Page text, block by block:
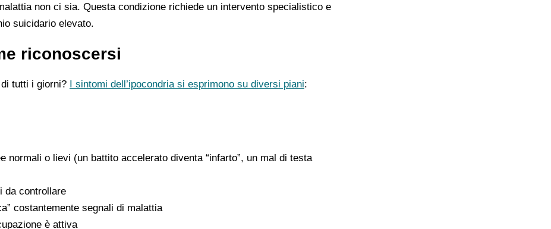
non ci sia. Questa condizione richiede un intervento specialistico e
suicidario elevato.
riconoscersi
tutti i giorni? I sintomi dell’ipocondria si esprimono su diversi piani:
normali o lievi (un battito accelerato diventa “infarto”, un mal di testa
da controllare
costantemente segnali di malattia
è attiva